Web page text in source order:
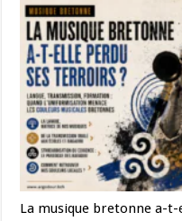
La musique bretonne a-